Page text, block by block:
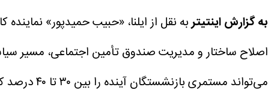
به گزارش اینتیتربه نقل از ایلنا، «حبیب حمیدپور»
اصلاح ساختار و مدیریت صندوق تأمین اجتماعی، مسیر
می‌تواند مستمری بازنشستگان آینده را بین ۳۰ تا ۴۰ درصد کاهش دهد.